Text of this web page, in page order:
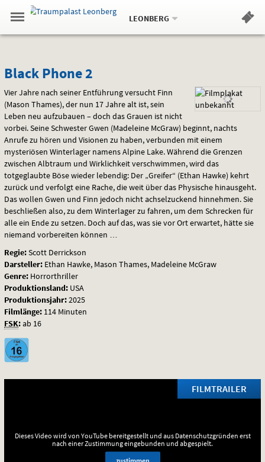
Springe
zum
,zum
.
Navigation
Gehe
zur
Standortauswahl
Standort:
LEONBERG.
Hinweis
Black
Phone
2
Black Phone 2
Vier Jahre nach seiner Entführung versucht Finn
(Mason Thames), der nun 17 Jahre alt ist, sein
Leben neu aufzubauen – doch das Grauen ist nicht
vorbei. Seine Schwester Gwen (Madeleine McGraw) beginnt, nachts
Anrufe zu hören und Visionen zu haben, verbunden mit einem
mysteriösen Winterlager namens Alpine Lake. Während die Grenzen
zwischen Albtraum und Wirklichkeit verschwimmen, wird das
totgeglaubte Böse wieder lebendig: Der „Greifer“ (Ethan Hawke) kehrt
zurück und verfolgt eine Rache, die weit über das Physische hinausgeht.
Das wollen Gwen und Finn jedoch nicht achselzuckend hinnehmen. Sie
beschließen also, zu dem Winterlager zu fahren, um dem Schrecken für
alle ein Ende zu setzen. Doch auf das, was sie vor Ort erwartet, hätte sie
niemand vorbereiten können …
Regie:Scott Derrickson
Darsteller: Ethan Hawke, Mason Thames, Madeleine McGraw
Genre: Horrorthriller
Produktionsland: USA
Produktionsjahr:2025
Filmlänge: 114 Minuten
FSK:ab 16
FILMTRAILER
Dieses Video wird von YouTube bereitgestellt und aus Datenschutzgründen erst
nach einer Zustimmung eingebunden und abgespielt.